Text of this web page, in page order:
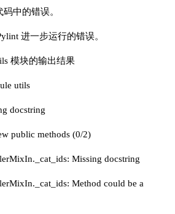
中的错误。
进一步运行的错误。
模块的输出结果
utils
docstring
public methods (0/2)
Missing docstring
Method could be a